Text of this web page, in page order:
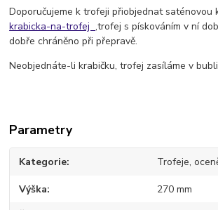
Doporučujeme k trofeji přiobjednat
krabicka-na-trofej,trofej s pískováním v ní
dobře chráněno při přepravě.
Neobjednáte-li krabičku, trofej zasíláme v
Parametry
Kategorie Trofeje,
Výška 270 mm